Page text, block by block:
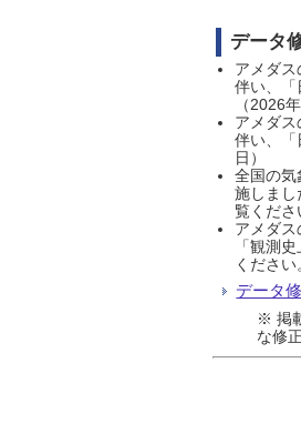
データ
アメダ
伴い、「
（2026
アメダ
伴い、「
日）
全国の気
施しまし
覧くださ
アメダ
「観測
ください
データ
※ 掲
な修